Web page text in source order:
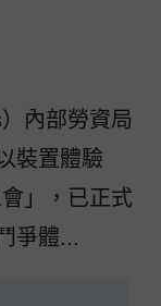
內部勞資局
裝置體驗
」，已正式
爭體...